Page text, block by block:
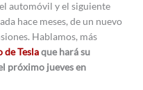
automóvil y el siguiente
hace meses, de un nuevo
Hablamos, más
Teslaque hará su
próximo jueves en